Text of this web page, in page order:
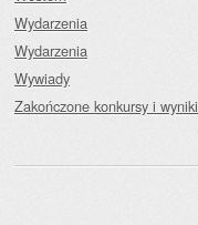
Wydarzenia
Wydarzenia
Wywiady
Zakończone konkursy i wyniki